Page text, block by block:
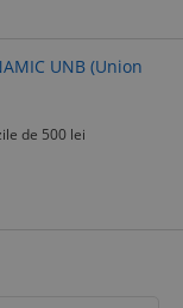
UNB (Union
de 500 lei